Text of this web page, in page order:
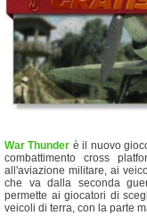
War Thunder è il nuovo
combattimento cross
all'aviazione militare, ai
che va dalla seconda
permette ai giocatori di
veicoli di terra, con la parte